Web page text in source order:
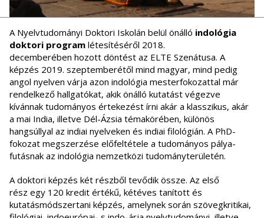
A Nyelvtudományi Doktori Iskolán belül önálló indológia
doktori program létesítéséről 2018.
decemberében hozott döntést az ELTE Szenátusa. A
képzés 2019. szeptemberétől mind magyar, mind pedig
angol nyelven várja azon indológia mesterfokozattal már
rendel­ke­ző hallgatókat, akik önálló kutatást végezve
kívánnak tudományos értekezést írni akár a klasszikus, akár
a mai India, illetve Dél-Ázsia témakörében, különös
hangsúllyal az indiai nyelveken és indiai filológián. A PhD-
fokozat megszerzése előfeltétele a tudományos pálya­
futásnak az indológia nemzetközi tudományterületén.
A doktori képzés két részből tevődik össze. Az első
rész egy 120 kredit értékű, kétéves tanított és
kutatásmódszertani képzés, amelynek során szövegkritikai,